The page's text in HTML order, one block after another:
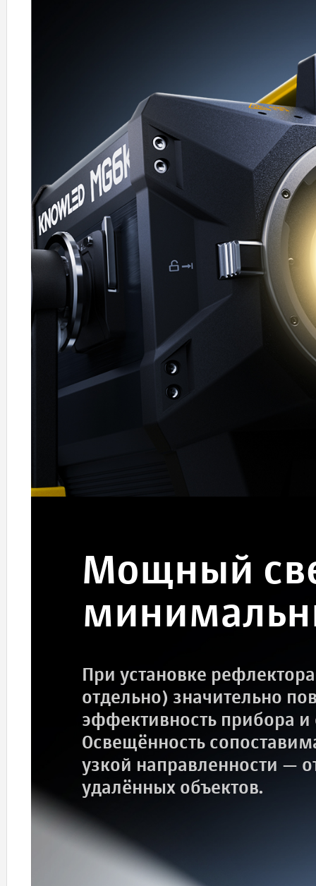
Мощный
При установке
отдельно) значительно
эффективность прибора и
Освещённость
узкой направленности —
удалённых объектов.